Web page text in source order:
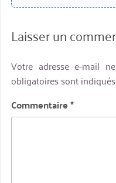
Laisser un
Votre adresse e-mail
obligatoires sont
Commentaire*